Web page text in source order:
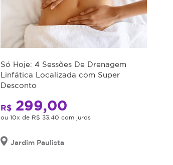
Só Hoje: 4 Sessões De Drenagem
Linfática Localizada com Super
Desconto
R$ 299,00
ou 10x de R$ 33,40 com juros
Jardim Paulista